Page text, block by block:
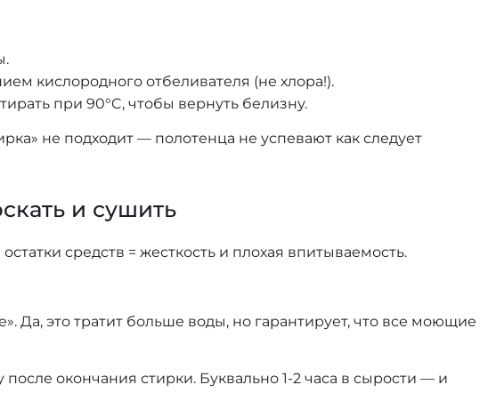
кислородного отбеливателя (не хлора!).
при 90°C, чтобы вернуть белизну.
не подходит — полотенца не успевают как следует
и сушить
средств = жесткость и плохая впитываемость.
Да, это тратит больше воды, но гарантирует, что все моющие
окончания стирки. Буквально 1-2 часа в сырости — и